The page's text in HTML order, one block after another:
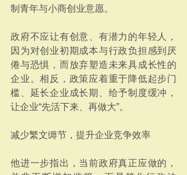
制青年与小商创业意愿。
政府不应让有创意、有潜力的年轻人，
因为对创业初期成本与行政负担感到厌
倦与恐惧，而放弃塑造未来具成长性的
企业。相反，政策应着重于降低起步门
槛、延长企业成长期、给予制度缓冲，
让企业“先活下来、再做大”。
减少繁文缛节，提升企业竞争效率
他进一步指出，当前政府真正应做的，